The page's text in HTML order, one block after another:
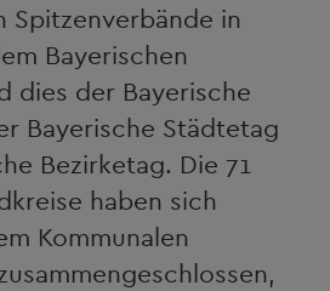
Spitzenverbände in
Bayerischen
dies der Bayerische
Bayerische Städtetag
Bezirketag. Die 71
haben sich
Kommunalen